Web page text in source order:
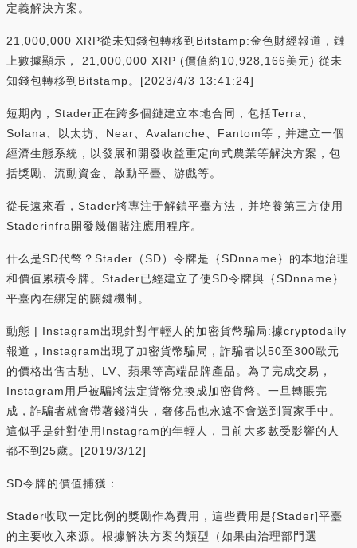
定義解決方案。
21,000,000 XRP從未知錢包轉移到Bitstamp:金色財經報道，鏈
上數據顯示， 21,000,000 XRP (價值約10,928,166美元) 從未
知錢包轉移到Bitstamp。[2023/4/3 13:41:24]
短期內，Stader正在跨多個鏈建立本地合同，包括Terra、
Solana、以太坊、Near、Avalanche、Fantom等，并建立一個
經濟生態系統，以發展和開發收益重定向式農業等解決方案，包
括獎勵、流動資金、啟動平臺、游戲等。
從長遠來看，Stader將專注于解鎖平臺方法，并培養第三方使用
Staderinfra開發幾個賭注應用程序。
什么是SD代幣？Stader（SD）令牌是｛SDnname｝的本地治理
和價值累積令牌。Stader已經建立了使SD令牌與｛SDnname｝
平臺內在綁定的關鍵機制。
動態 | Instagram出現針對年輕人的加密貨幣騙局:據cryptodaily
報道，Instagram出現了加密貨幣騙局，詐騙者以50至300歐元
的價格出售古馳、LV、蘋果等高端品牌產品。為了完成交易，
Instagram用戶被騙將法定貨幣兌換成加密貨幣。一旦轉賬完
成，詐騙者就會帶著錢消失，奢侈品也永遠不會送到買家手中。
這似乎是針對使用Instagram的年輕人，目前大多數受影響的人
都不到25歲。[2019/3/12]
SD令牌的價值捕獲：
Stader收取一定比例的獎勵作為費用，這些費用是{Stader]平臺
的主要收入來源。根據解決方案的類型（如果由治理部門選